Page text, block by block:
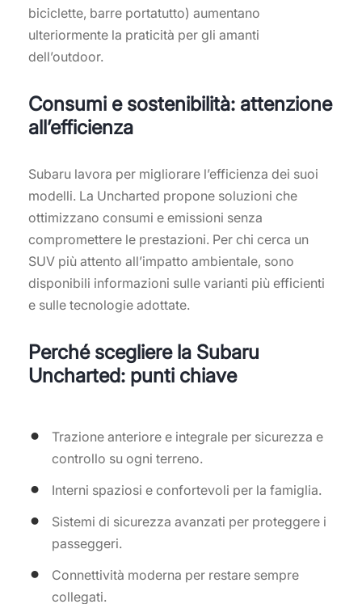
biciclette, barre portatutto) aumentano
ulteriormente la praticità per gli amanti
dell’outdoor.
Consumi e sostenibilità: attenzione
all’efficienza
Subaru lavora per migliorare l’efficienza dei suoi
modelli. La Uncharted propone soluzioni che
ottimizzano consumi e emissioni senza
compromettere le prestazioni. Per chi cerca un
SUV più attento all’impatto ambientale, sono
disponibili informazioni sulle varianti più efficienti
e sulle tecnologie adottate.
Perché scegliere la Subaru
Uncharted: punti chiave
Trazione anteriore e integrale per sicurezza e
controllo su ogni terreno.
Interni spaziosi e confortevoli per la famiglia.
Sistemi di sicurezza avanzati per proteggere i
passeggeri.
Connettività moderna per restare sempre
collegati.